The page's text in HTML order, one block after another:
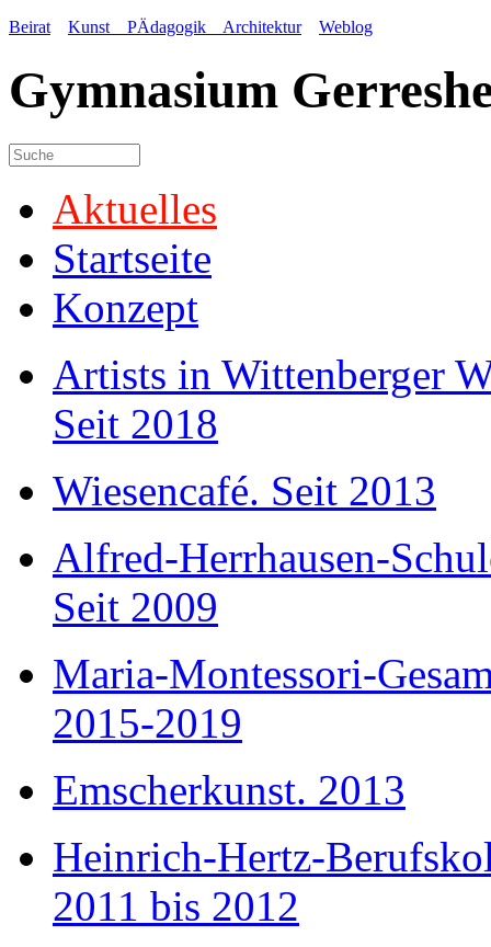
Beirat Kunst PÄdagogik Architektur Weblog
Gymnasium
Aktuelles
Startseite
Konzept
Artists in Wittenberger
Seit 2018
Wiesencafé. Seit 2013
Alfred-Herrhausen-
Seit 2009
Maria-Montessori-
2015-2019
Emscherkunst. 2013
Heinrich-Hertz-
2011 bis 2012